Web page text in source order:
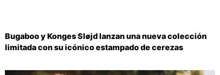
Bugaboo y Konges Sløjd lanzan una nueva colección
limitada con su icónico estampado de cerezas